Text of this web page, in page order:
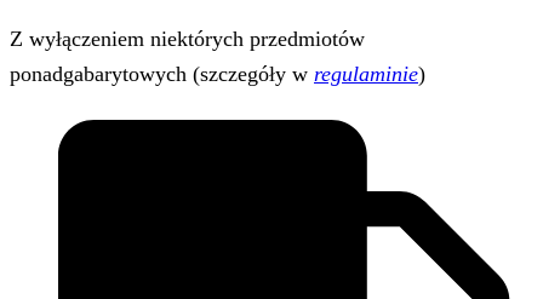
Z wyłączeniem niektórych przedmiotów
ponadgabarytowych (szczegóły w regulaminie)